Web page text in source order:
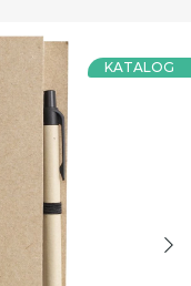
KATALOG